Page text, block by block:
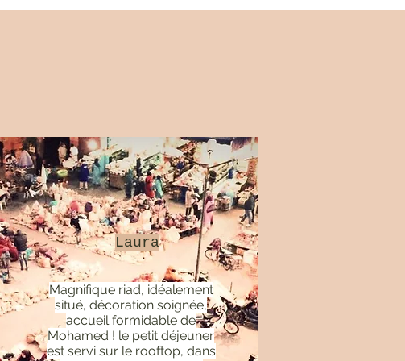
Magnifique riad, idéalement
situé, décoration soignée,
accueil formidable de
Mohamed ! le petit déjeuner
est servi sur le rooftop, dans
Laura